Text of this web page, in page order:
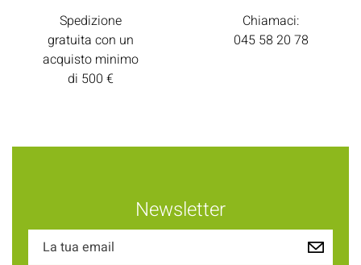
Spedizione
gratuita con un
acquisto minimo
di 500 €
Chiamaci:
045 58 20 78
Newsletter